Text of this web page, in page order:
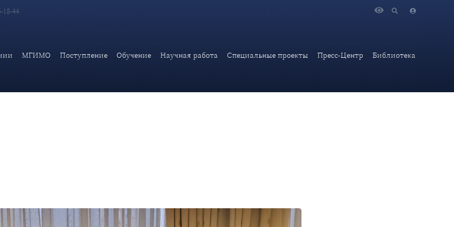
18-44
МГИМО Поступление Обучение Научная работа Специальные проекты Пресс-Центр Библиотека